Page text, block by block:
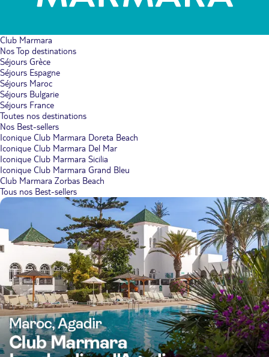
Club Marmara
Nos Top destinations
Séjours Grèce
Séjours Espagne
Séjours Maroc
Séjours Bulgarie
Séjours France
Toutes nos destinations
Nos Best-sellers
Iconique Club Marmara Doreta Beach
Iconique Club Marmara Del Mar
Iconique Club Marmara Sicilia
Iconique Club Marmara Grand Bleu
Club Marmara Zorbas Beach
Tous nos Best-sellers